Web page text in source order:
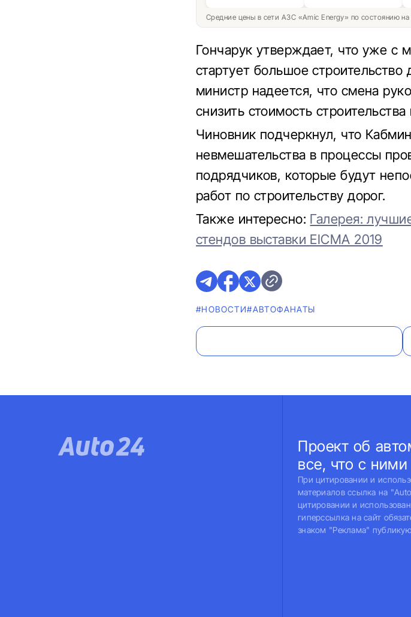
Средние цены в сети АЗС «Amic Energy» по состоянию на
Гончарук утверждает, что уже с
стартует большое
министр надеется, что смена
снизить стоимость
Чиновник подчеркнул, что
невмешательства в процессы
подрядчиков, которые будут
работ по строительству дорог.
Также интересно: Галерея:
стендов выставки EICMA 2019
#НОВОСТИ#AВТОФАНАТЫ
Проект об
все, что с ними
При цитировании и
материалов ссылка на
цитировании и
гиперссылка на сайт
знаком "Реклама"